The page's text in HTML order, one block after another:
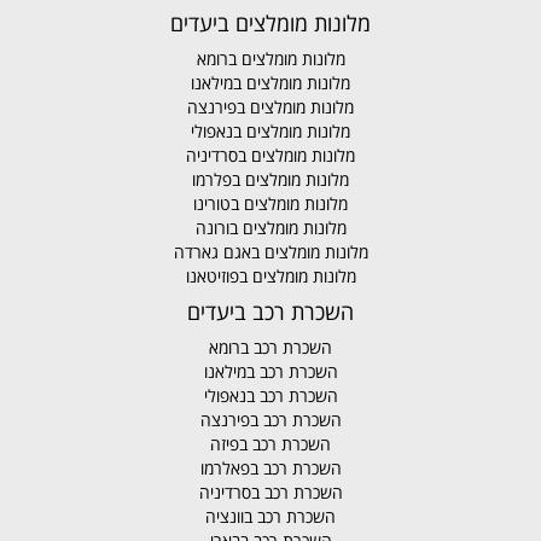
מלונות מומלצים ביעדים
מלונות מומלצים ברומא
מלונות מומלצים במילאנו
מלונות מומלצים בפירנצה
מלונות מומלצים בנאפולי
מלונות מומלצים בסרדיניה
מלונות מומלצים בפלרמו
מלונות מומלצים בטורינו
מלונות מומלצים בורונה
מלונות מומלצים באגם גארדה
מלונות מומלצים בפוזיטאנו
השכרת רכב ביעדים
השכרת רכב ברומא
השכרת רכב במילאנו
השכרת רכב בנאפולי
השכרת רכב בפירנצה
השכרת רכב בפיזה
השכרת רכב בפאלרמו
השכרת רכב בסרדיניה
השכרת רכב בוונציה